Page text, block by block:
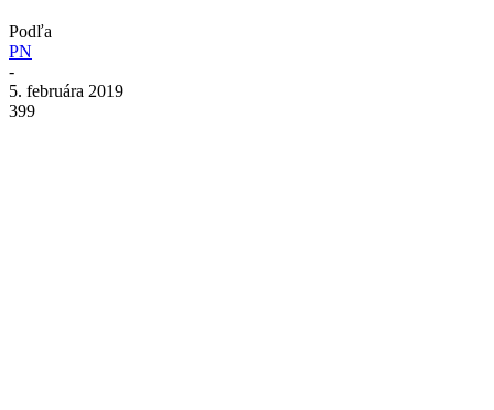
Podľa
PN
-
5. februára 2019
399